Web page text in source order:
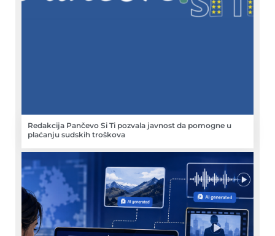
Redakcija Pančevo Si Ti pozvala javnost da pomogne u
plaćanju sudskih troškova